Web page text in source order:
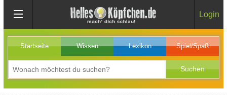
Login
Startseite Wissen Lexikon Spiel/Spaß